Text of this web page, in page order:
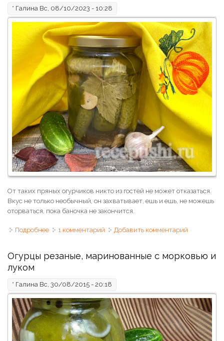
* Галина Вс, 08/10/2023 - 10:28
От таких пряных огурчиков никто из гостей не может отказаться.
Вкус не только необычный, он захватывает, ешь и ешь, не можешь
оторваться, пока баночка не закончится.
Подробнее о Сладко-пряные огурчики на зиму без стерилизации
1 комментарий Добавить комментарий
Огурцы резаные, маринованные с морковью и
луком
* Галина Вс, 30/08/2015 - 20:18